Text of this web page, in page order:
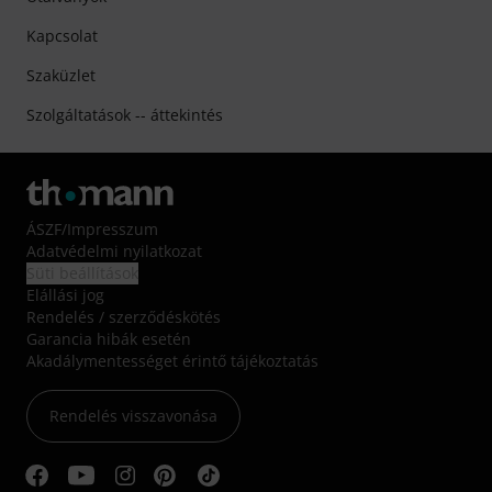
Kapcsolat
Szaküzlet
Szolgáltatások -- áttekintés
ÁSZF/Impresszum
Adatvédelmi nyilatkozat
Elállási jog
Rendelés / szerződéskötés
Garancia hibák esetén
Akadálymentességet érintő tájékoztatás
Rendelés visszavonása